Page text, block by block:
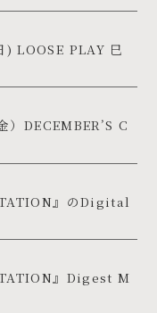
LOOSE PLAY 巳
）DECEMBER’S C
』のDigital
』Digest M